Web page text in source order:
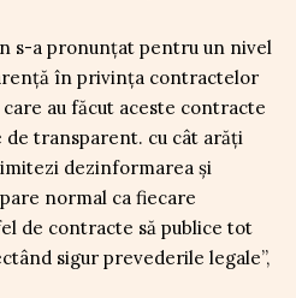
s-a pronunțat pentru un nivel
în privința contractelor
au făcut aceste contracte
de transparent. cu cât arăți
dezinformarea și
normal ca fiecare
de contracte să publice tot
sigur prevederile legale”,